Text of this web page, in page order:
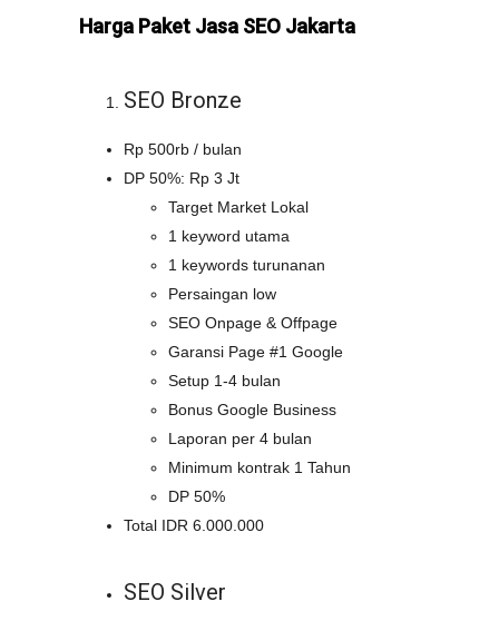
Harga Paket Jasa SEO Jakarta
SEO Bronze
Rp 500rb / bulan
DP 50%: Rp 3 Jt
Target Market Lokal
1 keyword utama
1 keywords turunanan
Persaingan low
SEO Onpage & Offpage
Garansi Page #1 Google
Setup 1-4 bulan
Bonus Google Business
Laporan per 4 bulan
Minimum kontrak 1 Tahun
DP 50%
Total IDR 6.000.000
SEO Silver